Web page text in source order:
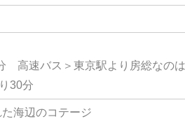
高速バス＞東京駅より房総なのは
30分
海辺のコテージ